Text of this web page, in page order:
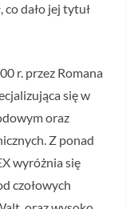
co dało jej tytuł
r. przez Romana
się w
oraz
Z ponad
wyróżnia się
czołowych